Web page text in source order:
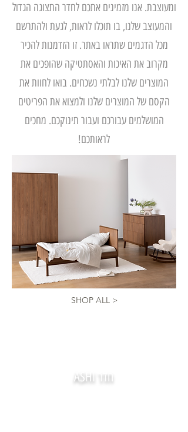
ומעוצבת. אנו מזמינים אתכם לחדר התצוגה הגדול
והמעוצב שלנו, בו תוכלו לראות, לגעת ולהתרשם
מכל הדגמים שתראו באתר. זו הזדמנות להכיר
מקרוב את האיכות והאסתטיקה שהופכים את
המוצרים שלנו לבלתי נשכחים. בואו לחוות את
הקסם של המוצרים שלנו ולמצוא את הפריטים
המושלמים עבורכם ועבור תינוקכם. מחכים
לראותכם!
SHOP ALL >
חדר ASHI